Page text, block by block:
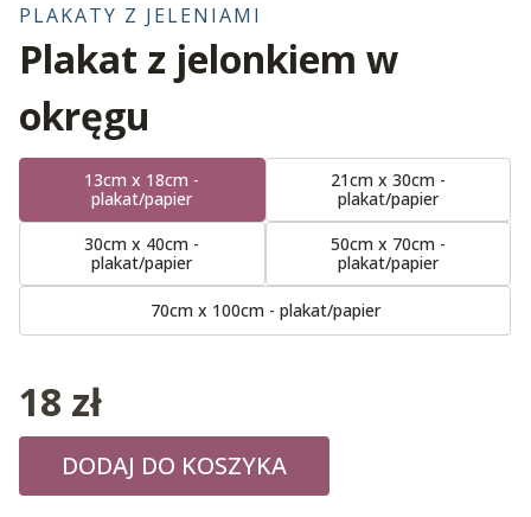
PLAKATY Z JELENIAMI
Plakat z jelonkiem w
okręgu
13cm x 18cm -
plakat/papier
21cm x 30cm -
plakat/papier
30cm x 40cm -
plakat/papier
50cm x 70cm -
plakat/papier
70cm x 100cm - plakat/papier
18 zł
DODAJ DO KOSZYKA